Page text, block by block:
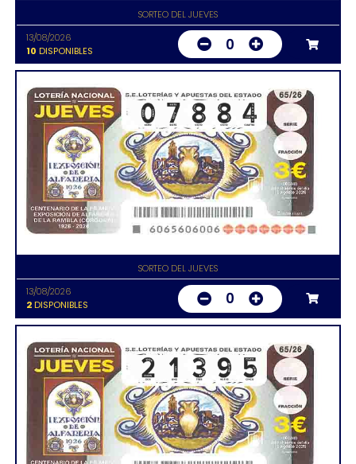
SORTEO DEL JUEVES
13/08/2026
10 DISPONIBLES 0
SORTEO DEL JUEVES
13/08/2026
2DISPONIBLES 0